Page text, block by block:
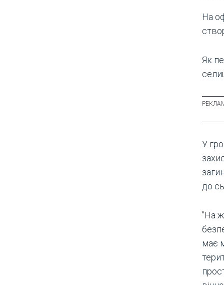
На
Як
У
до
"На
має